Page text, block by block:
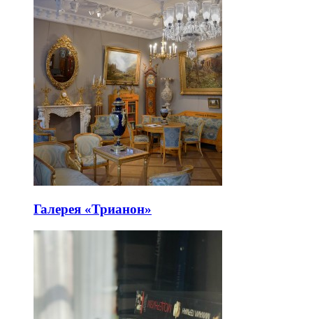
Галерея «Трианон»